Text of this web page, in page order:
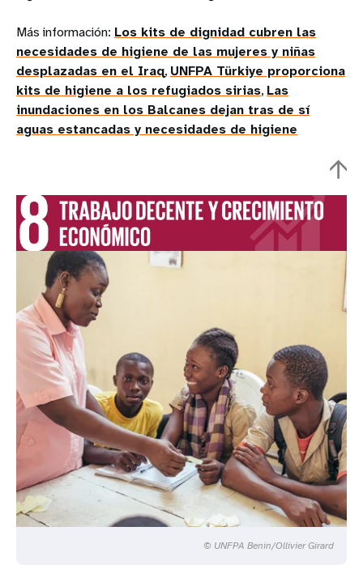
Más información: Los kits de dignidad cubren las
necesidades de higiene de las mujeres y niñas
desplazadas en el Iraq, UNFPA Türkiye proporciona
kits de higiene a los refugiados sirias, Las
inundaciones en los Balcanes dejan tras de sí
aguas estancadas y necesidades de higiene
© UNFPA Benin/Ollivier Girard